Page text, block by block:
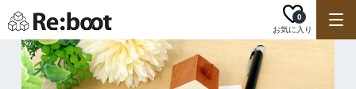
お気に入り
0